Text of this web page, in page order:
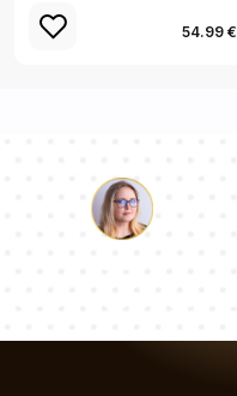
54.99 €